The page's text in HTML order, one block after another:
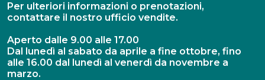
Per ulteriori informazioni o prenotazioni,
contattare il nostro ufficio vendite.
Aperto dalle 9.00 alle 17.00
Dal lunedì al sabato da aprile a fine ottobre, fino
alle 16.00 dal lunedì al venerdì da novembre a
marzo.